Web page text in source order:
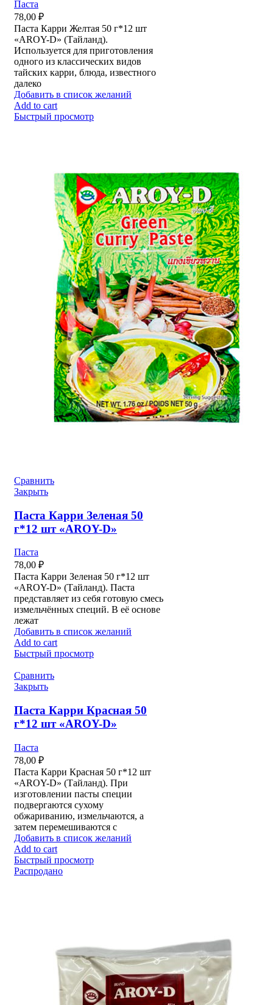
Паста
78,00 ₽
Паста Карри Желтая 50 г*12 шт
«AROY-D» (Тайланд).
Используется для приготовления
одного из классических видов
тайских карри, блюда, известного
далеко
Добавить в список желаний
Add to cart
Быстрый просмотр
Сравнить
Закрыть
Паста Карри Зеленая 50
г*12 шт «AROY-D»
Паста
78,00 ₽
Паста Карри Зеленая 50 г*12 шт
«AROY-D» (Тайланд). Паста
представляет из себя готовую смесь
измельчённых специй. В её основе
лежат
Добавить в список желаний
Add to cart
Быстрый просмотр
Сравнить
Закрыть
Паста Карри Красная 50
г*12 шт «AROY-D»
Паста
78,00 ₽
Паста Карри Красная 50 г*12 шт
«AROY-D» (Тайланд). При
изготовлении пасты специи
подвергаются сухому
обжариванию, измельчаются, а
затем перемешиваются с
Добавить в список желаний
Add to cart
Быстрый просмотр
Распродано